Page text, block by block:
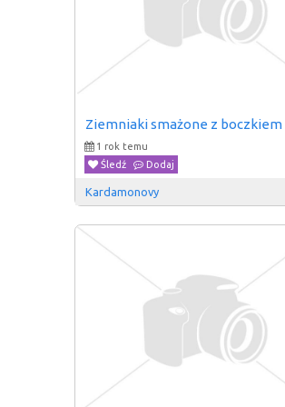
Ziemniaki smażone z boczkiem
1 rok temu
Śledź
Dodaj
Kardamonovy